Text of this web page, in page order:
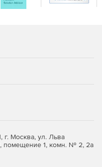
отчетов в любое
данных
такие как
группировка,
г. Москва, ул. Льва
помещение 1, комн. № 2, 2а